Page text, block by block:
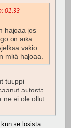
01.33
hajoaa jos
on aika
vakio
mitä hajoaa.
tuuppi
autosta
ne ei ole ollut
kun se losista